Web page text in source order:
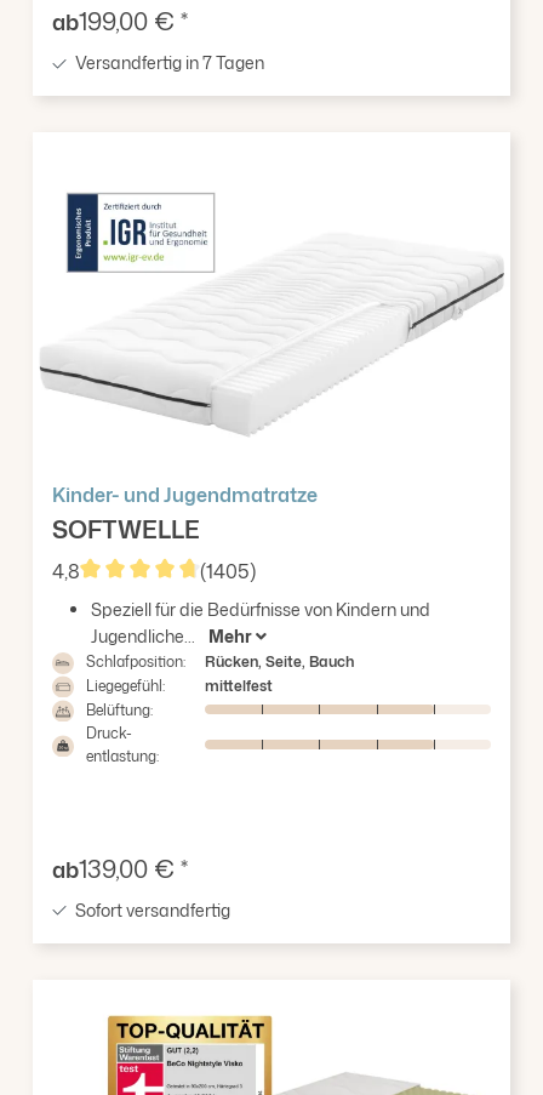
Verkaufspreis:
ab199,00 € *
Versandfertig in 7 Tagen
Kinder- und Jugendmatratze
SOFTWELLE
4,8
Durchschnittliche Bewertung von 4.83 von 5
(1405)
Speziell für die Bedürfnisse von Kindern und
Jugendliche...
Mehr
Schlafposition:
Rücken, Seite, Bauch
Liegegefühl:
mittelfest
Belüftung:
Druck-
entlastung:
Verkaufspreis:
ab139,00 € *
Sofort versandfertig